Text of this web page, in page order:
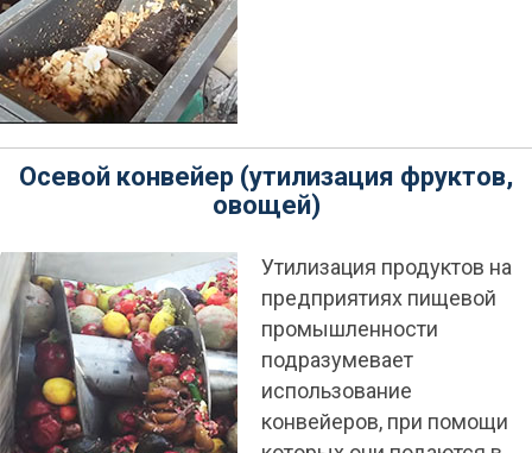
Осевой конвейер (утилизация фруктов,
овощей)
Утилизация продуктов на
предприятиях пищевой
промышленности
подразумевает
использование
конвейеров, при помощи